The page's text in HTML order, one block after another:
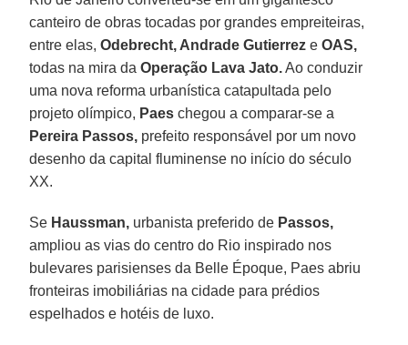
canteiro de obras tocadas por grandes empreiteiras,
entre elas,Odebrecht, Andrade Gutierrez eOAS,
todas na mira daOperação Lava Jato.Ao conduzir
uma nova reforma urbanística catapultada pelo
projeto olímpico, Paes chegou a comparar-se a
Pereira Passos, prefeito responsável por um novo
desenho da capital fluminense no início do século
XX.
Se Haussman, urbanista preferido de Passos,
ampliou as vias do centro do Rio inspirado nos
bulevares parisienses da Belle Époque, Paes abriu
fronteiras imobiliárias na cidade para prédios
espelhados e hotéis de luxo.